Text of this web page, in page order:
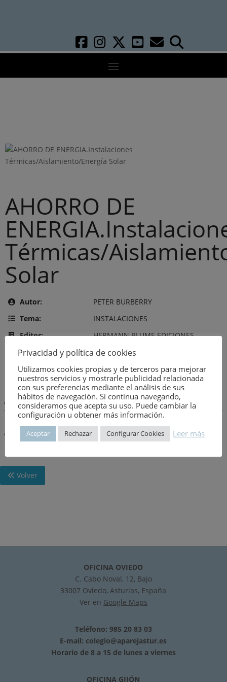
AHORRO DE
Térmicas/
Solar
Autor:
PETER BURBERRY
Tema:
INSTALACIONES
Editor:
HERMANN BLUME EDICIONES
Año de publicación:
8 de agosto de 1978
Número:
449
Descripción:
– Ahorro de energía-Instalaciones térmicas: calefacción y agua
caliente-Aislamiento térmico-Energía solar
Volver
OFICINA OVIEDO
C. Cabo Noval, 12, Bajo
33007 Oviedo, Asturias, España
Ver en Google Maps
Teléfono: 985 20 83 03
E-mail: colegio@aparejastur.es
Horario de 8 a 15 de lunes a viernes
OFICINA GIJÓN
Privacidad y política de cookies
Utilizamos cookies propias y de terceros para mejorar
nuestros servicios y mostrarle publicidad relacionada
con sus preferencias mediante el análisis de sus
hábitos de navegación. Si continua navegando,
consideramos que acepta su uso. Puede cambiar la
configuración u obtener más información.
Aceptar Rechazar Configurar Cookies Leer más